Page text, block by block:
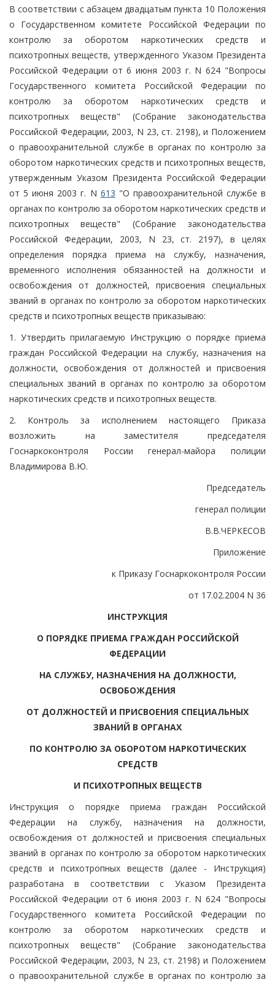
В соответствии с абзацем двадцатым пункта 10 Положения
о Государственном комитете Российской Федерации по
контролю за оборотом наркотических средств и
психотропных веществ, утвержденного Указом Президента
Российской Федерации от 6 июня 2003 г. N 624 "Вопросы
Государственного комитета Российской Федерации по
контролю за оборотом наркотических средств и
психотропных веществ" (Собрание законодательства
Российской Федерации, 2003, N 23, ст. 2198), и Положением
о правоохранительной службе в органах по контролю за
оборотом наркотических средств и психотропных веществ,
утвержденным Указом Президента Российской Федерации
от 5 июня 2003 г. N 613 "О правоохранительной службе в
органах по контролю за оборотом наркотических средств и
психотропных веществ" (Собрание законодательства
Российской Федерации, 2003, N 23, ст. 2197), в целях
определения порядка приема на службу, назначения,
временного исполнения обязанностей на должности и
освобождения от должностей, присвоения специальных
званий в органах по контролю за оборотом наркотических
средств и психотропных веществ приказываю:
1. Утвердить прилагаемую Инструкцию о порядке приема
граждан Российской Федерации на службу, назначения на
должности, освобождения от должностей и присвоения
специальных званий в органах по контролю за оборотом
наркотических средств и психотропных веществ.
2. Контроль за исполнением настоящего Приказа
возложить на заместителя председателя
Госнаркоконтроля России генерал-майора полиции
Владимирова В.Ю.
Председатель
генерал полиции
В.В.ЧЕРКЕСОВ
Приложение
к Приказу Госнаркоконтроля России
от 17.02.2004 N 36
ИНСТРУКЦИЯ
О ПОРЯДКЕ ПРИЕМА ГРАЖДАН РОССИЙСКОЙ
ФЕДЕРАЦИИ
НА СЛУЖБУ, НАЗНАЧЕНИЯ НА ДОЛЖНОСТИ,
ОСВОБОЖДЕНИЯ
ОТ ДОЛЖНОСТЕЙ И ПРИСВОЕНИЯ СПЕЦИАЛЬНЫХ
ЗВАНИЙ В ОРГАНАХ
ПО КОНТРОЛЮ ЗА ОБОРОТОМ НАРКОТИЧЕСКИХ
СРЕДСТВ
И ПСИХОТРОПНЫХ ВЕЩЕСТВ
Инструкция о порядке приема граждан Российской
Федерации на службу, назначения на должности,
освобождения от должностей и присвоения специальных
званий в органах по контролю за оборотом наркотических
средств и психотропных веществ (далее - Инструкция)
разработана в соответствии с Указом Президента
Российской Федерации от 6 июня 2003 г. N 624 "Вопросы
Государственного комитета Российской Федерации по
контролю за оборотом наркотических средств и
психотропных веществ" (Собрание законодательства
Российской Федерации, 2003, N 23, ст. 2198) и Положением
о правоохранительной службе в органах по контролю за